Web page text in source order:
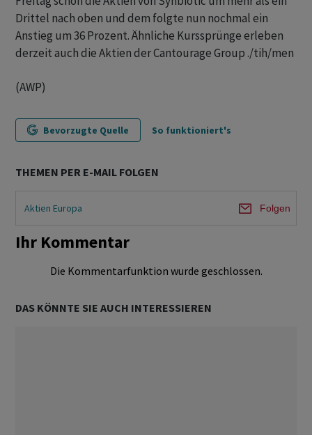
Drittel nach oben und dem folgte nun nochmal ein
Anstieg um 36 Prozent. Ähnliche Kurssprünge erleben
derzeit auch die Aktien der Cantourage Group ./tih/men
(AWP)
Bevorzugte Quelle So funktioniert's
THEMEN PER E-MAIL FOLGEN
Aktien Europa Folgen
Ihr Kommentar
Die Kommentarfunktion wurde geschlossen.
DAS KÖNNTE SIE AUCH INTERESSIEREN